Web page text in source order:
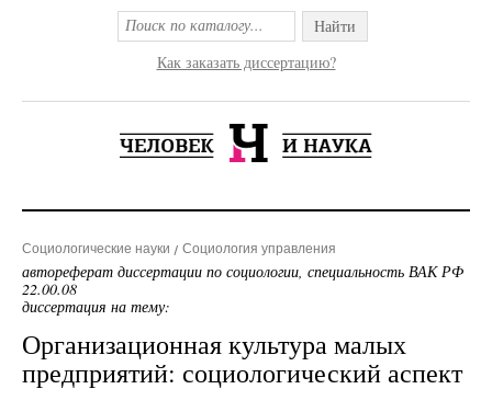
Найти
Как заказать диссертацию?
Социологические науки Социология управления
автореферат диссертации по социологии, специальность ВАК РФ
22.00.08
диссертация на тему:
Организационная культура малых
предприятий: социологический аспект